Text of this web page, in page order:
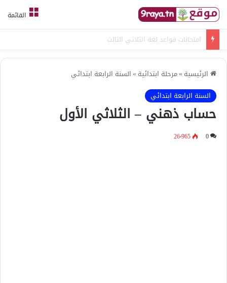
القائمة
امتحانات قواعد لغة الثلاثي الثالث
الرئيسية »مرحلة ابتدائية »السنة الرابعة ابتدائي
السنة الرابعة ابتدائي
حساب ذهني – الثلاثي الأول
0 26٬965